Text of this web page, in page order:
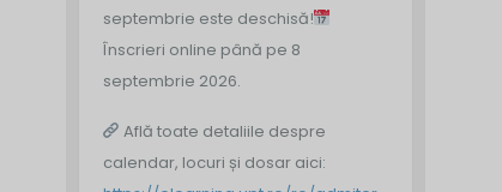
septembrie este deschisă!
Înscrieri online până pe 8
septembrie 2026.
Află toate detaliile despre
calendar, locuri și dosar aici: